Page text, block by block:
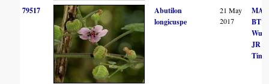
79517
Abutilon
longicuspe
21 May
2017
MA
BT
JR